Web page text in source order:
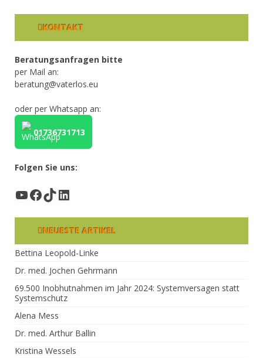
KONTAKT
Beratungsanfragen bitte
per Mail an:
beratung@vaterlos.eu
oder per Whatsapp an:
01736731713
Folgen Sie uns:
YouTube
Facebook
TikTok
LinkedIn
NEUESTE ARTIKEL
Bettina Leopold-Linke
Dr. med. Jochen Gehrmann
69.500 Inobhutnahmen im Jahr 2024: Systemversagen statt
Systemschutz
Alena Mess
Dr. med. Arthur Ballin
Kristina Wessels